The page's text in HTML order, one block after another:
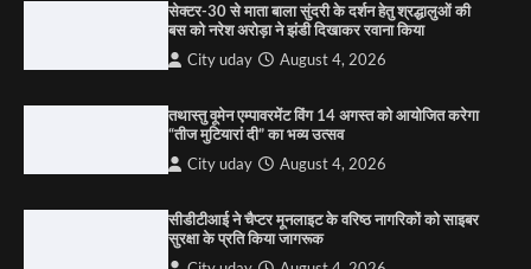
1
“गोपाल” ने पूजा प्लाजा जीरकपुर में अपने आउटलेट की
शुरुआत की
City uday September 5, 2025
पारस हेल्थ पंचकूला ने ‘तिरंगा यात्रा 2025’ का हरियाणा से
कश्मीर तक किया आगाज़, राष्ट्रीय एकता को मिलेगा नया
आयाम
सेक्टर-30 से माता बाला सुंदरी के दर्शन हेतु श्रद्धालुओं की
बस को नरेश अरोड़ा ने झंडी दिखाकर रवाना किया
City uday August 4, 2026
तथास्तु वूमेन एम्पावरमेंट विंग 14 अगस्त को आयोजित करेगा
“तीज मुटियारां दी” का भव्य उत्सव
City uday August 4, 2026
सीडीटीआई ने चैप्टर मूनलाइट के वरिष्ठ नागरिकों को साइबर
सुरक्षा के प्रति किया जागरूक